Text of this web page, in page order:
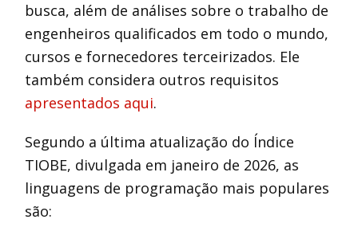
busca, além de análises sobre o trabalho de
engenheiros qualificados em todo o mundo,
cursos e fornecedores terceirizados. Ele
também considera outros requisitos
apresentados aqui.
Segundo a última atualização do Índice
TIOBE, divulgada em janeiro de 2026, as
linguagens de programação mais populares
são: